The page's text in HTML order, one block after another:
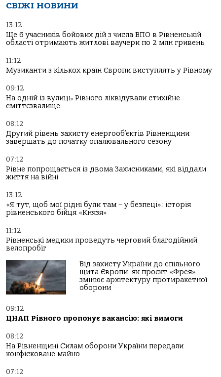
СВІЖІ НОВИНИ
13:12
Ще 6 учасників бойових дій з числа ВПО в Рівненській
області отримають житлові ваучери по 2 млн гривень
11:12
Музиканти з кількох країн Європи виступлять у Рівному
09:12
На одній із вулиць Рівного ліквідували стихійне
сміттєзвалище
08:12
Другий рівень захисту енергооб’єктів Рівненщини
завершать до початку опалювального сезону
07:12
Рівне попрощається із двома Захисниками, які віддали
життя на війні
13:12
«Я тут, щоб мої рідні були там – у безпеці»: історія
рівненського бійця «Князя»
11:12
Рівненські медики проведуть черговий благодійний
велопробіг
Від захисту України до спільного
щита Європи: як проєкт «Фрея»
змінює архітектуру протиракетної
оборони
09:12
ЦНАП Рівного пропонує вакансію: які вимоги
08:12
На Рівненщині Силам оборони України передали
конфісковане майно
07:12